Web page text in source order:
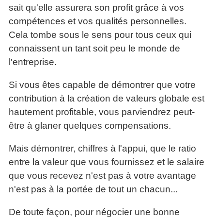
sait qu'elle assurera son profit grâce à vos
compétences et vos qualités personnelles.
Cela tombe sous le sens pour tous ceux qui
connaissent un tant soit peu le monde de
l'entreprise.
Si vous êtes capable de démontrer que votre
contribution à la création de valeurs globale est
hautement profitable, vous parviendrez peut-
être à glaner quelques compensations.
Mais démontrer, chiffres à l'appui, que le ratio
entre la valeur que vous fournissez et le salaire
que vous recevez n'est pas à votre avantage
n'est pas à la portée de tout un chacun...
De toute façon, pour négocier une bonne